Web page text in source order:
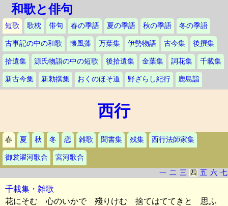
和歌と俳句
短歌 歌枕 俳句 春の季語 夏の季語 秋の季語 冬の季語
古事記の中の和歌 懐風藻 万葉集 伊勢物語 古今集 後撰集
拾遺集 源氏物語の中の短歌 後拾遺集 金葉集 詞花集 千載集
新古今集 新勅撰集 おくのほそ道 野ざらし紀行 鹿島詣
西行
春 夏 秋 冬 恋 雑歌 聞書集 残集 西行法師家集
御裳濯河歌合
宮河歌合
一 二 三 四 五 六 七
千載集・雑歌
花にそむ 心のいかで 殘りけむ 捨てはててきと 思ふ